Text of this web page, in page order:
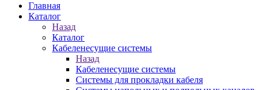
Главная
Каталог
Назад
Каталог
Кабеленесущие системы
Назад
Кабеленесущие системы
Системы для прокладки кабеля